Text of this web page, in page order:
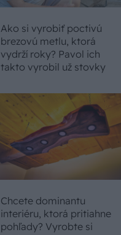
Ako si vyrobiť poctivú
brezovú metlu, ktorá
vydrží roky? Pavol ich
takto vyrobil už stovky
Chcete dominantu
interiéru, ktorá pritiahne
pohľady? Vyrobte si